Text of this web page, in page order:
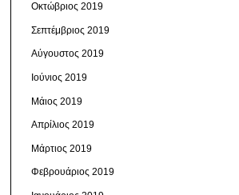
Οκτώβριος 2019
Σεπτέμβριος 2019
Αύγουστος 2019
Ιούνιος 2019
Μάιος 2019
Απρίλιος 2019
Μάρτιος 2019
Φεβρουάριος 2019